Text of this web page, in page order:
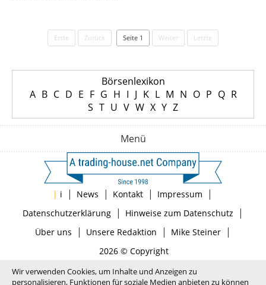
Erste Zurück Seite 1 Weiter Letzte
Börsenlexikon
A B C D E F G H I J K L M N O P Q R
S T U V W X Y Z
Menü
| i | News | Kontakt | Impressum |
Datenschutzerklärung| Hinweise zum Datenschutz |
Über uns | Unsere Redaktion | Mike Steiner|
2026 © Copyright
Wir verwenden Cookies, um Inhalte und Anzeigen zu
personalisieren, Funktionen für soziale Medien anbieten zu können